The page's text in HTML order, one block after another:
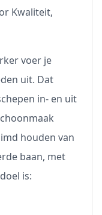
Kwaliteit,
voer je
uit. Dat
in- en uit
houden van
baan, met
is: